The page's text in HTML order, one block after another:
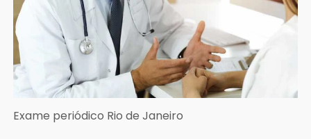
Exame periódico Rio de Janeiro